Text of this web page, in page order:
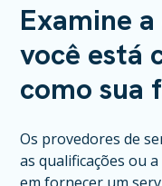
Examine
você está
como sua
Os provedores de
as qualificações ou